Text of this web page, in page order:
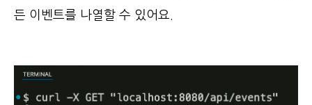
든 이벤트를 나열할 수 있어요.